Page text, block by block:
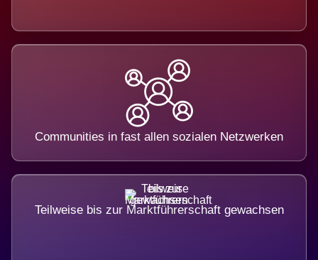
Communities in fast allen sozialen Netzwerken
Teilweise bis zur Marktführerschaft gewachsen